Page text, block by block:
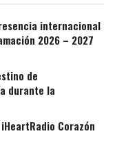
internacional
2026 – 2027
de
durante la
Corazón